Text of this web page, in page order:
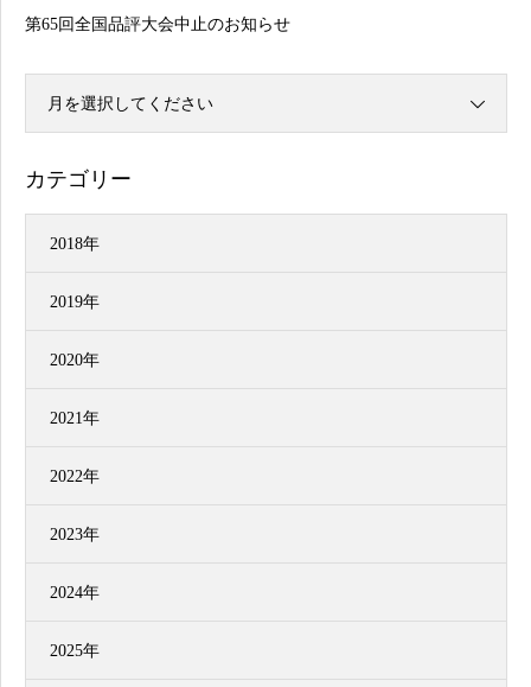
第65回全国品評大会中止のお知らせ
月を選択してください
カテゴリー
2018年
2019年
2020年
2021年
2022年
2023年
2024年
2025年